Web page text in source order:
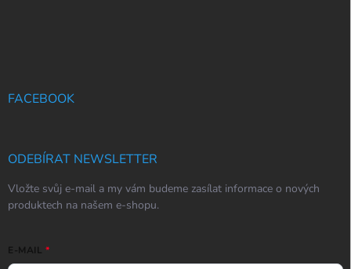
FACEBOOK
ODEBÍRAT NEWSLETTER
Vložte svůj e-mail a my vám budeme zasílat informace o nových
produktech na našem e-shopu.
E-MAIL